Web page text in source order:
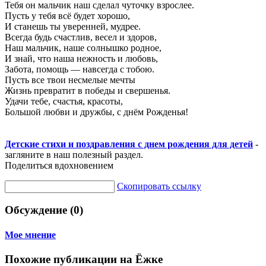
Тебя он мальчик наш сделал чуточку взрослее.
Пусть у тебя всё будет хорошо,
И станешь ты уверенней, мудрее.
Всегда будь счастлив, весел и здоров,
Наш мальчик, наше солнышко родное,
И знай, что наша нежность и любовь,
Забота, помощь — навсегда с тобою.
Пусть все твои несмелые мечты
Жизнь превратит в победы и свершенья.
Удачи тебе, счастья, красоты,
Большой любви и дружбы, с днём Рожденья!
Детские стихи и поздравления с днем рождения для детей -
загляните в наш полезный раздел.
Поделиться вдохновением
Скопировать ссылку
Обсуждение (0)
Мое мнение
Похожие публикации на Ёжке